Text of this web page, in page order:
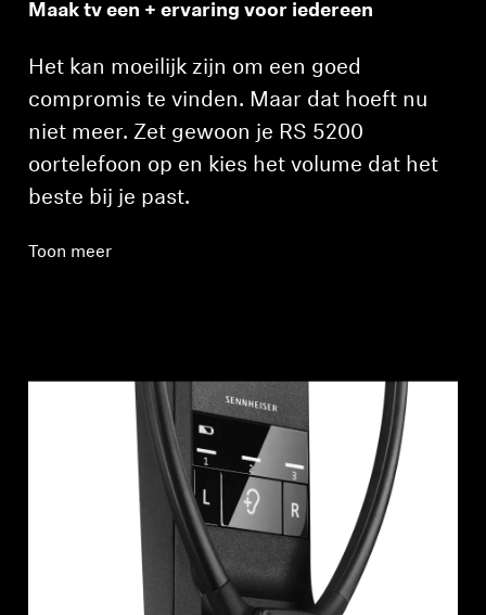
Maak tv een + ervaring voor iedereen
Het kan moeilijk zijn om een goed
compromis te vinden. Maar dat hoeft nu
niet meer. Zet gewoon je RS 5200
oortelefoon op en kies het volume dat het
beste bij je past.
Toon meer